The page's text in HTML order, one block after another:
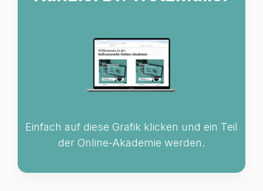
Einfach auf diese Grafik klicken und ein Teil
der Online-Akademie werden.